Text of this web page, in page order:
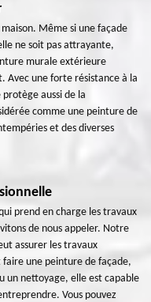
Même si une façade
ne soit pas attrayante,
murale extérieure
Avec une forte résistance à la
aussi de la
comme une peinture de
et des diverses
prend en charge les travaux
de nous appeler. Notre
assurer les travaux
faire une peinture de façade,
un nettoyage, elle est capable
Vous pouvez